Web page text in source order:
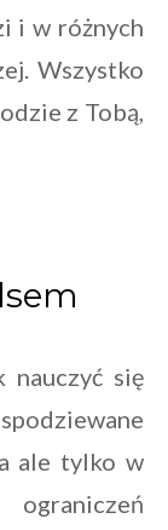
i w różnych
Wszystko
z Tobą,
nauczyć się
ale tylko w